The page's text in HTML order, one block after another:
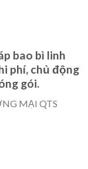
bao bì linh
phí, chủ động
gói.
MẠI QTS